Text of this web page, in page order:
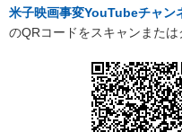
米子映画事変YouTubeチャン
のQRコードをスキャンまたは